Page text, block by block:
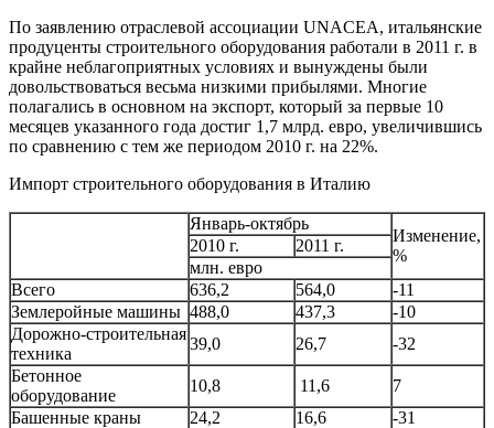
По заявлению отраслевой ассоциации UNACEA, итальянские
продуценты строительного оборудования работали в 2011 г. в
крайне неблагоприятных условиях и вынуждены были
довольствоваться весьма низкими прибылями. Многие
полагались в основном на экспорт, который за первые 10
месяцев указанного года достиг 1,7 млрд. евро, увеличившись
по сравнению с тем же периодом 2010 г. на 22%.
Импорт строительного оборудования в Италию
Январь-октябрь
Изменение,
%
2010 г.
2011 г.
млн. евро
Всего
636,2 564,0
-11
Землеройные машины 488,0 437,3
-10
Дорожно-строительная
техника
39,0 26,7
-32
Бетонное
оборудование
10,8 11,6
7
Башенные краны
24,2 16,6
-31